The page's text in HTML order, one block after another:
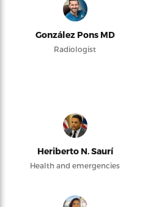
González Pons MD
Radiologist
Heriberto N. Saurí
Health and emergencies